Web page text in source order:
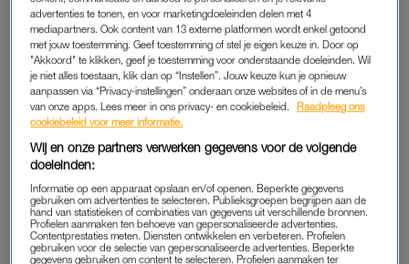
kwamen samen met de nachtbus om zes uur ’s ochtends aan.
Omdat we de kamer nog niet in konden, waren we
‘genoodzaakt’ om ergens anders neer te ploffen.
We vonden een plek op twee zitzakken bij een beach bar, en
waren kennelijk zo moe van de reis dat we vrijwel direct in
slaap vielen. En niet maar even. Urenlang lagen we daar in
diepe slaap, vol in de zon. Ik vind het nog steeds bizar dat we
niet wakker werden van de hitte: het was boven de dertig
graden.
Mijn ogen gingen pas weer open toen ik een hand op mijn
advertenties te tonen, en voor marketingdoeleinden delen met 4
mediapartners. Ook content van 13 externe platformen wordt enkel getoond
met jouw toestemming. Geef toestemming of stel je eigen keuze in. Door op
"Akkoord" te klikken, geef je toestemming voor onderstaande doeleinden. Wil
je niet alles toestaan, klik dan op “Instellen”. Jouw keuze kun je opnieuw
aanpassen via “Privacy-instellingen” onderaan onze websites of in de menu’s
van onze apps. Lees meer in ons privacy- en cookiebeleid.
Raadpleeg ons
cookiebeleid voor meer informatie.
Wij en onze partners verwerken gegevens voor de volgende
doeleinden:
Informatie op een apparaat opslaan en/of openen. Beperkte gegevens
gebruiken om advertenties te selecteren. Publieksgroepen begrijpen aan de
hand van statistieken of combinaties van gegevens uit verschillende bronnen.
Profielen aanmaken ten behoeve van gepersonaliseerde advertenties.
Contentprestaties meten. Diensten ontwikkelen en verbeteren. Profielen
gebruiken voor de selectie van gepersonaliseerde advertenties. Beperkte
gegevens gebruiken om content te selecteren. Profielen aanmaken ter